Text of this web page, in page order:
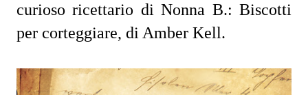
curioso ricettario di Nonna B.: Biscotti
per corteggiare, di Amber Kell.